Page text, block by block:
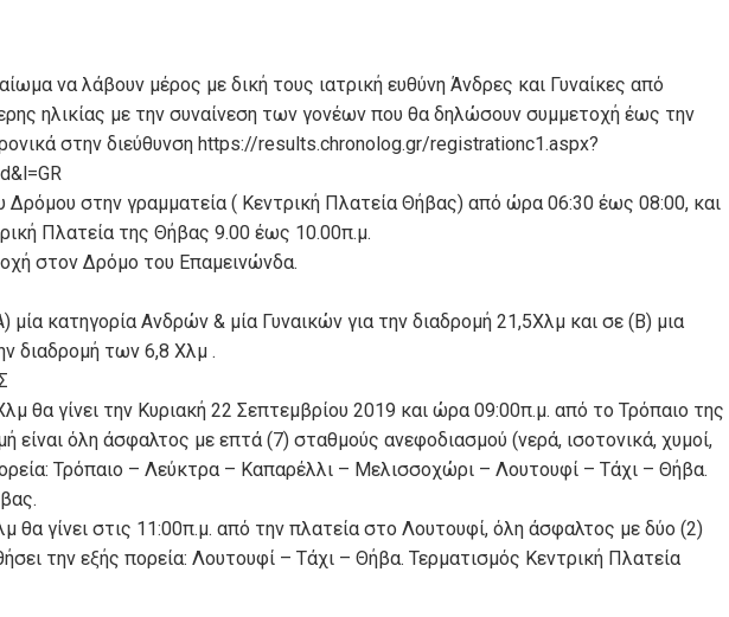
να λάβουν μέρος με δική τους ιατρική ευθύνη Άνδρες και Γυναίκες από
ηλικίας με την συναίνεση των γονέων που θα δηλώσουν συμμετοχή έως την
στην διεύθυνση https://results.chronolog.gr/registrationc1.aspx?
στην γραμματεία ( Κεντρική Πλατεία Θήβας) από ώρα 06:30 έως 08:00, και
Πλατεία της Θήβας 9.00 έως 10.00π.μ.
στον Δρόμο του Επαμεινώνδα.
κατηγορία Ανδρών & μία Γυναικών για την διαδρομή 21,5Χλμ και σε (Β) μια
διαδρομή των 6,8 Χλμ .
θα γίνει την Κυριακή 22 Σεπτεμβρίου 2019 και ώρα 09:00π.μ. από το Τρόπαιο της
είναι όλη άσφαλτος με επτά (7) σταθμούς ανεφοδιασμού (νερά, ισοτονικά, χυμοί,
Τρόπαιο – Λεύκτρα – Καπαρέλλι – Μελισσοχώρι – Λουτουφί – Τάχι – Θήβα.
θα γίνει στις 11:00π.μ. από την πλατεία στο Λουτουφί, όλη άσφαλτος με δύο (2)
την εξής πορεία: Λουτουφί – Τάχι – Θήβα. Τερματισμός Κεντρική Πλατεία